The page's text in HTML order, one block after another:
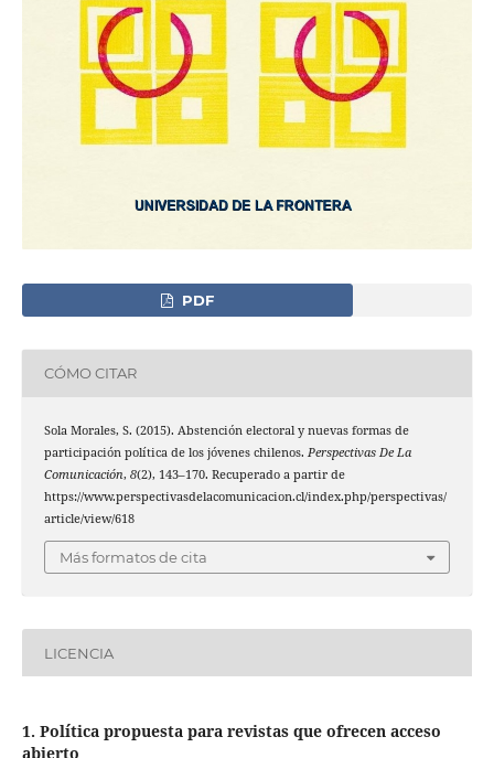
PDF
CÓMO CITAR
Sola Morales, S. (2015). Abstención electoral y nuevas formas de
participación política de los jóvenes chilenos. Perspectivas De La
Comunicación, 8(2), 143–170. Recuperado a partir de
https://www.perspectivasdelacomunicacion.cl/index.php/perspectivas/
article/view/618
Más formatos de cita
LICENCIA
1. Política propuesta para revistas que ofrecen acceso
abierto